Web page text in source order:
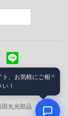
田丸光部品
×
ト、お気軽にご相
！